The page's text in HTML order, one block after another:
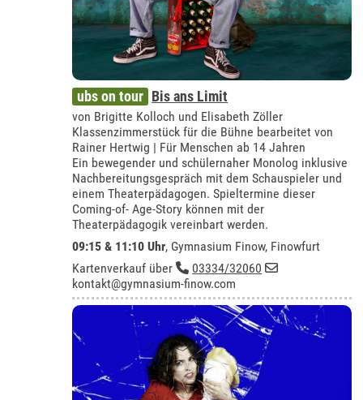
ubs on tour Bis ans Limit
von Brigitte Kolloch und Elisabeth Zöller
Klassenzimmerstück für die Bühne bearbeitet von
Rainer Hertwig | Für Menschen ab 14 Jahren
Ein bewegender und schülernaher Monolog inklusive
Nachbereitungsgespräch mit dem Schauspieler und
einem Theaterpädagogen. Spieltermine dieser
Coming-of- Age-Story können mit der
Theaterpädagogik vereinbart werden.
09:15 & 11:10 Uhr, Gymnasium Finow, Finowfurt
Kartenverkauf über
03334/32060
kontakt@gymnasium-finow.com